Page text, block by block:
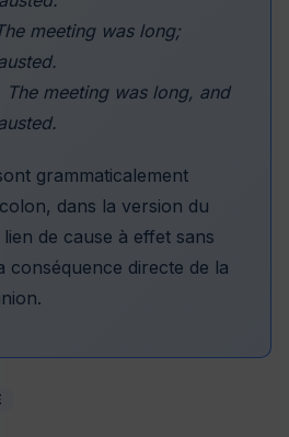
meeting was long;
The meeting was long, and
grammaticalement
dans la version du
de cause à effet sans
conséquence directe de la